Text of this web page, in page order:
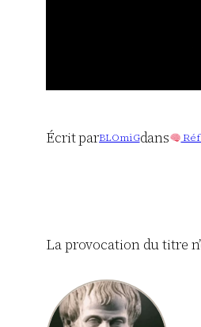
Écrit parBLOmiGdans
La provocation du titre